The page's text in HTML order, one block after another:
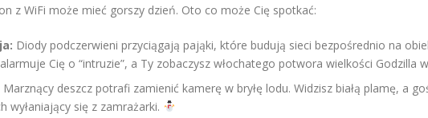
z WiFi może mieć gorszy dzień. Oto co może Cię spotkać:
Diody podczerwieni przyciągają pająki, które budują sieci bezpośrednio na
Cię o “intruzie”, a Ty zobaczysz włochatego potwora wielkości Godzilla
Marznący deszcz potrafi zamienić kamerę w bryłę lodu. Widzisz białą plamę, a
wyłaniający się z zamrażarki.